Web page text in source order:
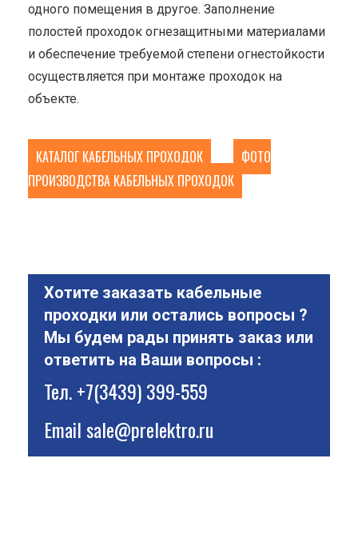
одного помещения в другое. Заполнение
полостей проходок огнезащитными материалами
и обеспечение требуемой степени огнестойкости
осуществляется при монтаже проходок на
объекте.
КАТАЛОГ КАБЕЛЬНЫХ ПРОХОДОК
ФОТО
ПРОИЗВОДСТВА КАБЕЛЬНЫХ ПРОХОДОК
Хотите заказать кабельные
проходки или остались вопросы ?
Мы будем рады принять заказ или
ответить на Ваши вопросы :
Тел.+7(3439) 399-559
Emailsale@prelektro.ru